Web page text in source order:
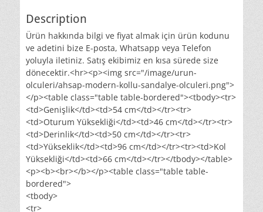
Description
Ürün hakkında bilgi ve fiyat almak için ürün kodunu
ve adetini bize E-posta, Whatsapp veya Telefon
yoluyla iletiniz. Satış ekibimiz en kısa sürede size
dönecektir.<hr><p><img src="/image/urun-
olculeri/ahsap-modern-kollu-sandalye-olculeri.png">
</p><table class="table table-bordered"><tbody><tr>
<td>Genişlik</td><td>54 cm</td></tr><tr>
<td>Oturum Yüksekliği</td><td>46 cm</td></tr><tr>
<td>Derinlik</td><td>50 cm</td></tr><tr>
<td>Yükseklik</td><td>96 cm</td></tr><tr><td>Kol
Yüksekliği</td><td>66 cm</td></tr></tbody></table>
<p><b><br></b></p><table class="table table-
bordered">
<tbody>
<tr>